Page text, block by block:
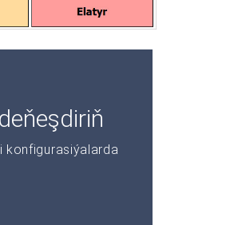
konfigurasiýalarda